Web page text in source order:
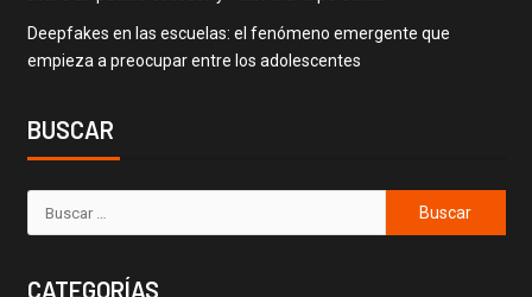
Deepfakes en las escuelas: el fenómeno emergente que
empieza a preocupar entre los adolescentes
BUSCAR
CATEGORÍAS